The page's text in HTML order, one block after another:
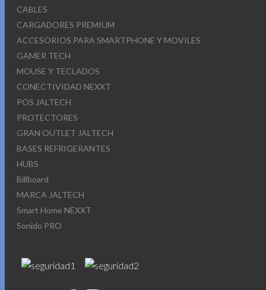
CABLES
CARGADORES PREMIUM
ACCESORIOS PARA SMARTPHONE Y MOVILES
GAMER TECH
MOUSE Y TECLADOS
CONECTIVIDAD NEXXT
POS JALTECH
PROTECTORES
GRAN OUTLET JALTECH
BASES REFRIGERANTES
HUBS
Billboard
MARCA JALTECH
Smart Home NEXXT
Sonido PRO